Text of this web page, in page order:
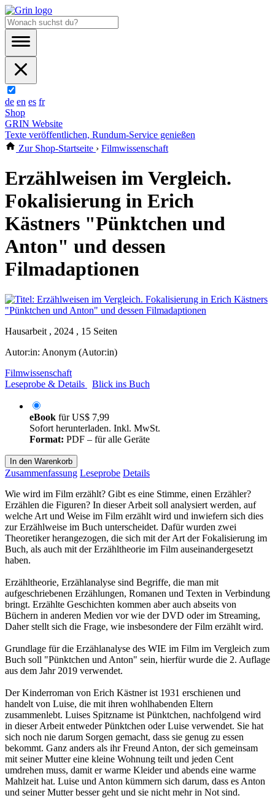
de en es fr
Shop
GRIN Website
Texte veröffentlichen, Rundum-Service genießen
Zur Shop-Startseite › Filmwissenschaft
Erzählweisen im Vergleich.
Fokalisierung in Erich
Kästners "Pünktchen und
Anton" und dessen
Filmadaptionen
Hausarbeit , 2024 , 15 Seiten
Autor:in: Anonym (Autor:in)
Filmwissenschaft
Leseprobe & Details
Blick ins Buch
eBook fürUS$ 7,99
Sofort herunterladen. Inkl. MwSt.
Format: PDF – für alle Geräte
In den Warenkorb
Zusammenfassung Leseprobe Details
Wie wird im Film erzählt? Gibt es eine Stimme, einen Erzähler?
Erzählen die Figuren? In dieser Arbeit soll analysiert werden, auf
welche Art und Weise im Film erzählt wird und inwiefern sich dies
zur Erzählweise im Buch unterscheidet. Dafür wurden zwei
Theoretiker herangezogen, die sich mit der Art der Fokalisierung im
Buch, als auch mit der Erzähltheorie im Film auseinandergesetzt
haben.
Erzähltheorie, Erzählanalyse sind Begriffe, die man mit
aufgeschriebenen Erzählungen, Romanen und Texten in Verbindung
bringt. Erzählte Geschichten kommen aber auch abseits von
Büchern in anderen Medien vor wie der DVD oder im Streaming,
Daher stellt sich die Frage, wie insbesondere der Film erzählt wird.
Grundlage für die Erzählanalyse des WIE im Film im Vergleich zum
Buch soll "Pünktchen und Anton" sein, hierfür wurde die 2. Auflage
aus dem Jahr 2019 verwendet.
Der Kinderroman von Erich Kästner ist 1931 erschienen und
handelt von Luise, die mit ihren wohlhabenden Eltern
zusammenlebt. Luises Spitzname ist Pünktchen, nachfolgend wird
in dieser Arbeit entweder Pünktchen oder Luise verwendet. Sie hat
sich noch nie darum Sorgen gemacht, dass sie genug zu essen
bekommt. Ganz anders als ihr Freund Anton, der sich gemeinsam
mit seiner Mutter eine kleine Wohnung teilt und jeden Cent
umdrehen muss, damit er warme Kleider und abends eine warme
Mahlzeit hat. Luise und Anton kümmern sich darum, dass es Anton
und seiner Mutter besser geht und sie nicht mehr in Not sind.